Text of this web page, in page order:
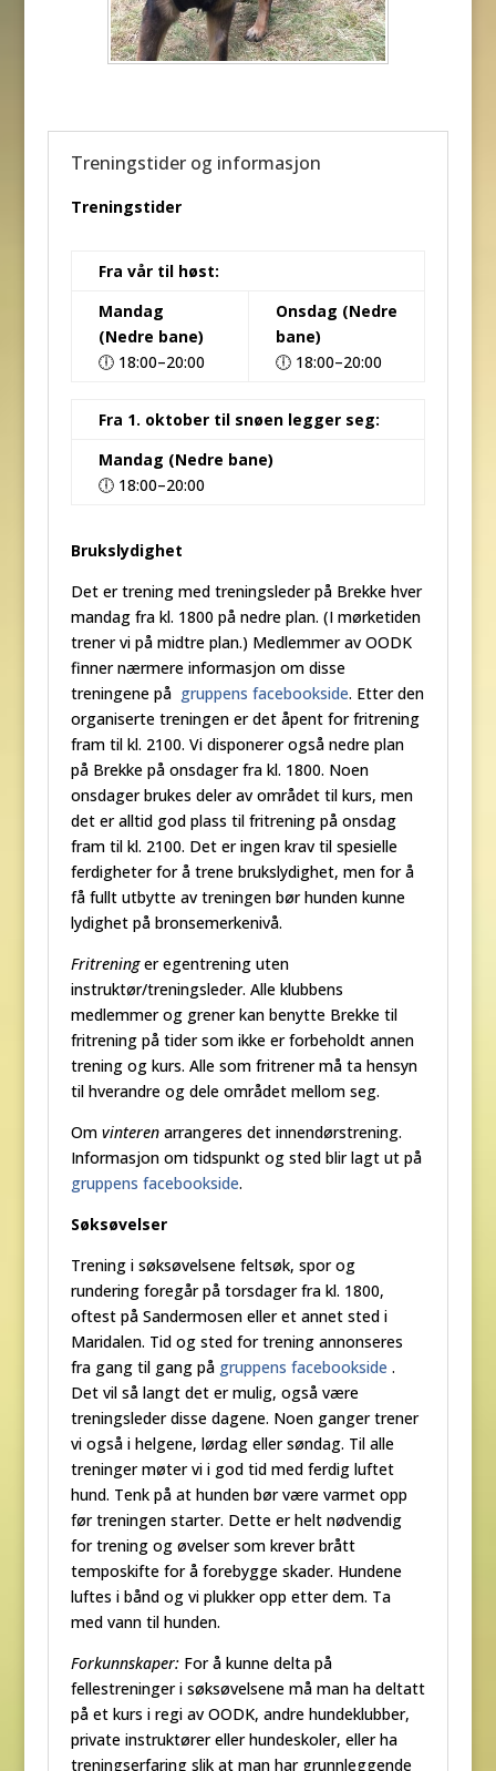
Treningstider og informasjon
Treningstider
Fra vår til høst:
Mandag
(Nedre bane)
🕕 18:00–20:00
Onsdag (Nedre
bane)
🕕 18:00–20:00
Fra 1. oktober til snøen legger seg:
Mandag (Nedre bane)
🕕 18:00–20:00
Brukslydighet
Det er trening med treningsleder på Brekke hver
mandag fra kl. 1800 på nedre plan. (I mørketiden
trener vi på midtre plan.) Medlemmer av OODK
finner nærmere informasjon om disse
treningene på gruppens facebookside. Etter den
organiserte treningen er det åpent for fritrening
fram til kl. 2100. Vi disponerer også nedre plan
på Brekke på onsdager fra kl. 1800. Noen
onsdager brukes deler av området til kurs, men
det er alltid god plass til fritrening på onsdag
fram til kl. 2100. Det er ingen krav til spesielle
ferdigheter for å trene brukslydighet, men for å
få fullt utbytte av treningen bør hunden kunne
lydighet på bronsemerkenivå.
Fritrening er egentrening uten
instruktør/treningsleder. Alle klubbens
medlemmer og grener kan benytte Brekke til
fritrening på tider som ikke er forbeholdt annen
trening og kurs. Alle som fritrener må ta hensyn
til hverandre og dele området mellom seg.
Om vinterenarrangeres det innendørstrening.
Informasjon om tidspunkt og sted blir lagt ut på
gruppens facebookside.
Søksøvelser
Trening i søksøvelsene feltsøk, spor og
rundering foregår på torsdager fra kl. 1800,
oftest på Sandermosen eller et annet sted i
Maridalen. Tid og sted for trening annonseres
fra gang til gang på gruppens facebookside .
Det vil så langt det er mulig, også være
treningsleder disse dagene. Noen ganger trener
vi også i helgene, lørdag eller søndag. Til alle
treninger møter vi i god tid med ferdig luftet
hund. Tenk på at hunden bør være varmet opp
før treningen starter. Dette er helt nødvendig
for trening og øvelser som krever brått
temposkifte for å forebygge skader. Hundene
luftes i bånd og vi plukker opp etter dem. Ta
med vann til hunden.
Forkunnskaper: For å kunne delta på
fellestreninger i søksøvelsene må man ha deltatt
på et kurs i regi av OODK, andre hundeklubber,
private instruktører eller hundeskoler, eller ha
treningserfaring slik at man har grunnleggende